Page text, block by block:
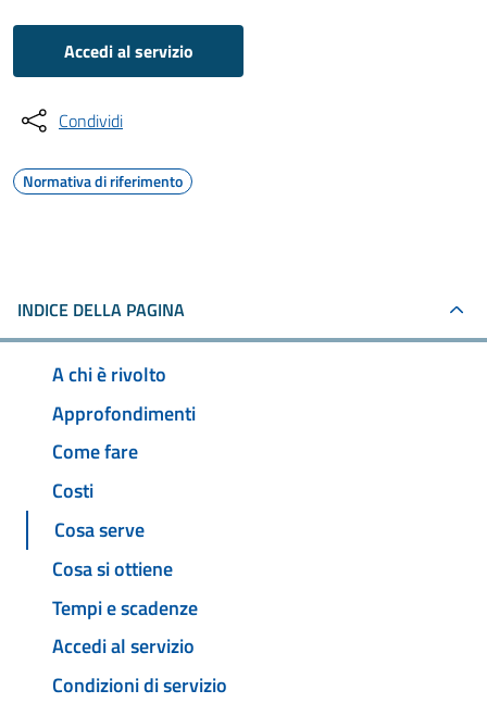
Accedi al servizio
Condividi
Normativa di riferimento
INDICE DELLA PAGINA
A chi è rivolto
Approfondimenti
Come fare
Costi
Cosa serve
Cosa si ottiene
Tempi e scadenze
Accedi al servizio
Condizioni di servizio